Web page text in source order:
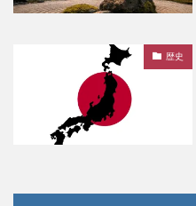
歴史